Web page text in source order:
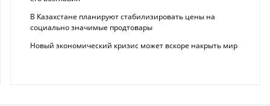
В Казахстане планируют стабилизировать цены на
социально значимые продтовары
Новый экономический кризис может вскоре накрыть мир